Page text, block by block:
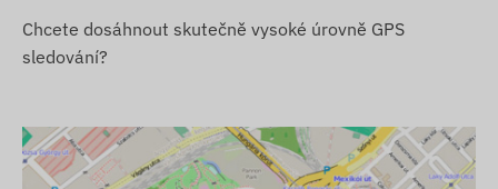
Zapnutí při připojení k napájení
Odolný proti vlhkosti a stříkající vodě, robustní
Vestavěný akumulátor s pohotovostní dobou 30
dní
Chcete dosáhnout skutečně vysoké úrovně GPS
sledování?